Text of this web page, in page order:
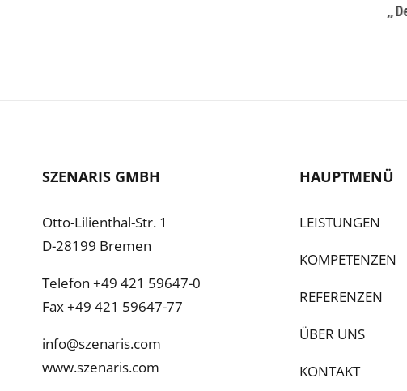
SZENARIS GMBH
Otto-Lilienthal-Str. 1
D-28199 Bremen
Telefon +49 421 59647-0
Fax +49 421 59647-77
info@szenaris.com
www.szenaris.com
HAUPTMENÜ
LEISTUNGEN
KOMPETENZEN
REFERENZEN
ÜBER UNS
KONTAKT